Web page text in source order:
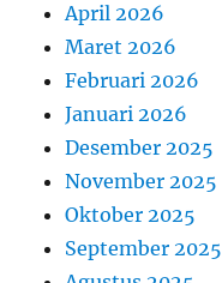
April 2026
Maret 2026
Februari 2026
Januari 2026
Desember 2025
November 2025
Oktober 2025
September 2025